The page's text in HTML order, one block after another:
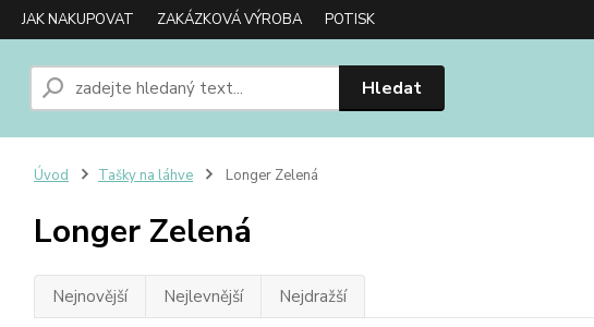
JAK NAKUPOVAT ZAKÁZKOVÁ VÝROBA POTISK
Hledat
Úvod Tašky na láhve Longer Zelená
Longer Zelená
Nejnovější Nejlevnější Nejdražší